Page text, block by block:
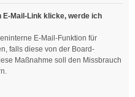
E-Mail-Link klicke, werde ich
E-Mail-Funktion für
falls diese von der Board-
Maßnahme soll den Missbrauch